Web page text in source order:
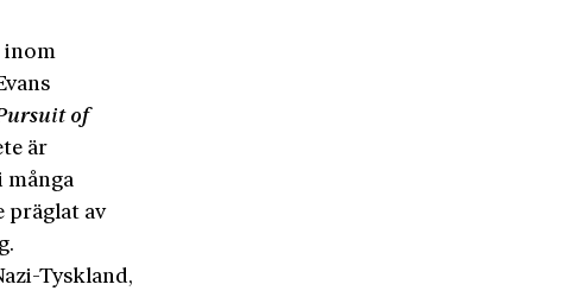
inom
of
är
många
präglat av
Tyskland,